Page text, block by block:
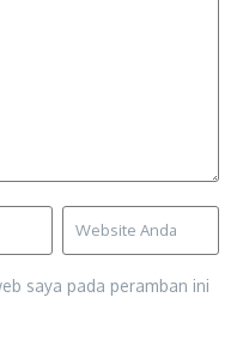
saya pada peramban ini